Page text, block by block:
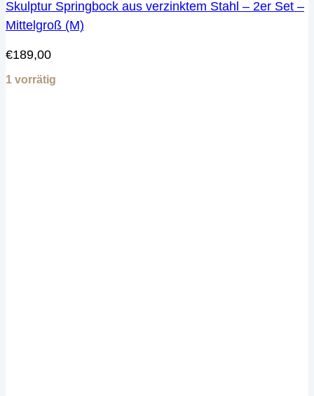
Skulptur Springbock aus verzinktem Stahl – 2er Set –
Mittelgroß (M)
€189,00
1 vorrätig